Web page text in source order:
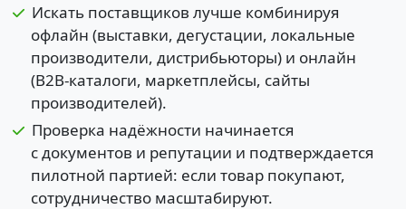
Искать поставщиков лучше комбинируя
офлайн (выставки, дегустации, локальные
производители, дистрибьюторы) и онлайн
(B2B-каталоги, маркетплейсы, сайты
производителей).
Проверка надёжности начинается
с документов и репутации и подтверждается
пилотной партией: если товар покупают,
сотрудничество масштабируют.